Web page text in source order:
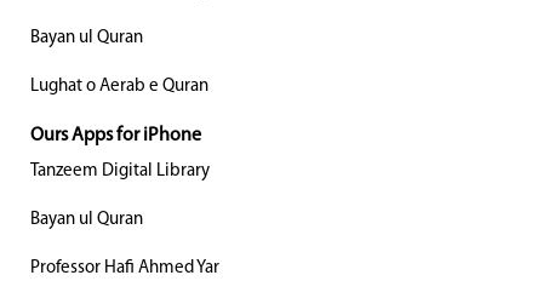
Bayan ul Quran
Lughat o Aerab e Quran
Ours Apps for iPhone
Tanzeem Digital Library
Bayan ul Quran
Professor Hafi Ahmed Yar